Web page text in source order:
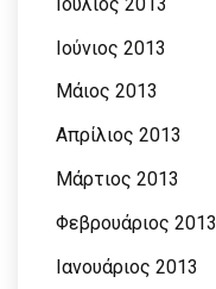
Ιούνιος 2013
Μάιος 2013
Απρίλιος 2013
Μάρτιος 2013
Φεβρουάριος 2013
Ιανουάριος 2013